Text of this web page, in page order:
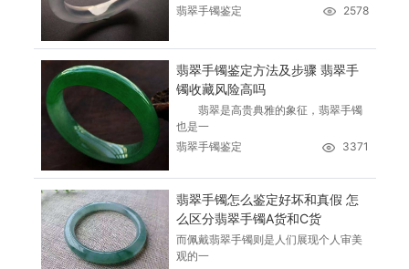
翡翠手镯鉴定
2578
翡翠手镯鉴定方法及步骤 翡翠手
镯收藏风险高吗
翡翠是高贵典雅的象征，翡翠手镯
也是一
翡翠手镯鉴定
3371
翡翠手镯怎么鉴定好坏和真假 怎
么区分翡翠手镯A货和C货
而佩戴翡翠手镯则是人们展现个人审美
观的一